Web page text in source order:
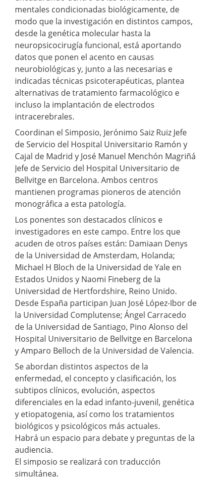
mentales condicionadas biológicamente, de
modo que la investigación en distintos campos,
desde la genética molecular hasta la
neuropsicocirugía funcional, está aportando
datos que ponen el acento en causas
neurobiológicas y, junto a las necesarias e
indicadas técnicas psicoterapéuticas, plantea
alternativas de tratamiento farmacológico e
incluso la implantación de electrodos
intracerebrales.
Coordinan el Simposio, Jerónimo Saiz Ruiz Jefe
de Servicio del Hospital Universitario Ramón y
Cajal de Madrid y José Manuel Menchón Magriñá
Jefe de Servicio del Hospital Universitario de
Bellvitge en Barcelona. Ambos centros
mantienen programas pioneros de atención
monográfica a esta patología.
Los ponentes son destacados clínicos e
investigadores en este campo. Entre los que
acuden de otros países están: Damiaan Denys
de la Universidad de Amsterdam, Holanda;
Michael H Bloch de la Universidad de Yale en
Estados Unidos y Naomi Fineberg de la
Universidad de Hertfordshire, Reino Unido.
Desde España participan Juan José López-Ibor de
la Universidad Complutense; Ángel Carracedo
de la Universidad de Santiago, Pino Alonso del
Hospital Universitario de Bellvitge en Barcelona
y Amparo Belloch de la Universidad de Valencia.
Se abordan distintos aspectos de la
enfermedad, el concepto y clasificación, los
subtipos clínicos, evolución, aspectos
diferenciales en la edad infanto-juvenil, genética
y etiopatogenia, así como los tratamientos
biológicos y psicológicos más actuales.
Habrá un espacio para debate y preguntas de la
audiencia.
El simposio se realizará con traducción
simultánea.